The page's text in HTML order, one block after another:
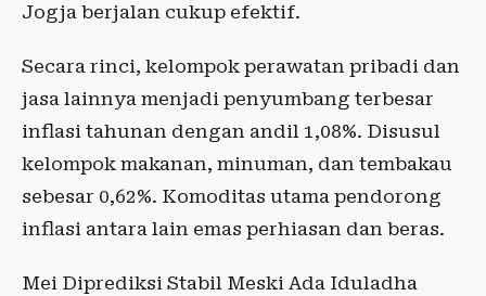
Jogja berjalan cukup efektif.
Secara rinci, kelompok perawatan pribadi dan
jasa lainnya menjadi penyumbang terbesar
inflasi tahunan dengan andil 1,08%. Disusul
kelompok makanan, minuman, dan tembakau
sebesar 0,62%. Komoditas utama pendorong
inflasi antara lain emas perhiasan dan beras.
Mei Diprediksi Stabil Meski Ada Iduladha